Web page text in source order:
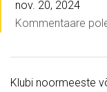
nov. 20, 2024
Kommentaare
Klubi noormeeste